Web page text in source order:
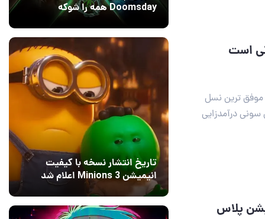
مدیرعامل سونی مدعی است که کنسول پلی استیشن ۵ موفق ترین نسل
میلیارد دلار برای سونی درآمدزایی
Doomsday همه را شوکه
تاریخ انتشار نسخه با کیفیت
انیمیشن Minions 3 اعلام شد